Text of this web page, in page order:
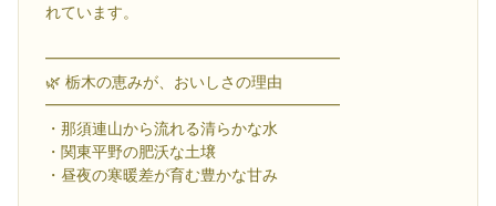
れています。
━━━━━━━━━━━━━━━━━━━
🌿 栃木の恵みが、おいしさの理由
━━━━━━━━━━━━━━━━━━━
・那須連山から流れる清らかな水
・関東平野の肥沃な土壌
・昼夜の寒暖差が育む豊かな甘み